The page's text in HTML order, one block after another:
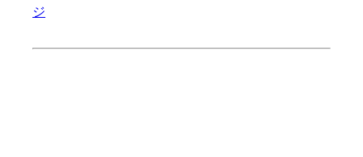
ジ